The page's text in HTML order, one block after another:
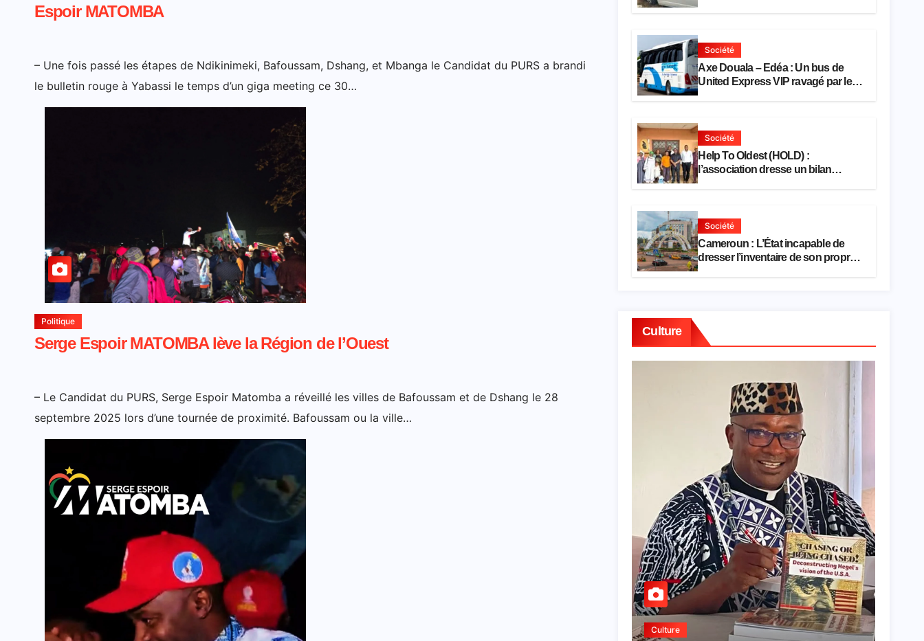
Espoir MATOMBA
– Une fois passé les étapes de Ndikinimeki, Bafoussam, Dshang, et Mbanga le Candidat du PURS a brandi
le bulletin rouge à Yabassi le temps d’un giga meeting ce 30…
Politique
Serge Espoir MATOMBA lève la Région de l’Ouest
– Le Candidat du PURS, Serge Espoir Matomba a réveillé les villes de Bafoussam et de Dshang le 28
septembre 2025 lors d’une tournée de proximité. Bafoussam ou la ville…
Société
Axe Douala – Edéa : Un bus de
United Express VIP ravagé par les
Société
Help To Oldest (HOLD) :
l’association dresse un bilan
Société
Cameroun : L’État incapable de
dresser l’inventaire de son propre
Culture
Culture